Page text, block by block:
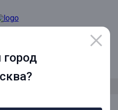
бесплатный